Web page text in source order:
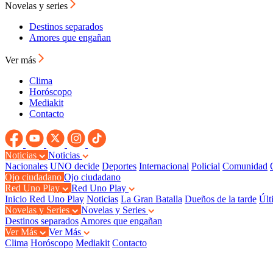
Novelas y series
Destinos separados
Amores que engañan
Ver más
Clima
Horóscopo
Mediakit
Contacto
Noticias
Noticias
Nacionales UNO decide Deportes Internacional Policial Comunidad
Ojo ciudadano Ojo ciudadano
Red Uno Play
Red Uno Play
Inicio Red Uno Play Noticias La Gran Batalla Dueños de la tarde
Novelas y Series
Novelas y Series
Destinos separados Amores que engañan
Ver Más
Ver Más
Clima Horóscopo Mediakit Contacto